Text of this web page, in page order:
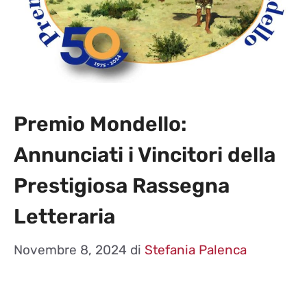
Premio Mondello:
Annunciati i Vincitori della
Prestigiosa Rassegna
Letteraria
Novembre 8, 2024 di Stefania Palenca